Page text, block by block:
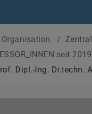
Organisation /
seit 2019
Dipl.-Ing. Dr.techn.